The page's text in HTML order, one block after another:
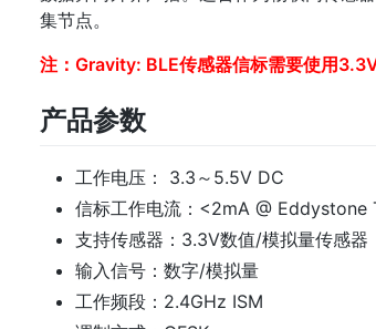
集节点。
注：Gravity: BLE传感器信标需要使用
产品参数
工作电压： 3.3～5.5V DC
信标工作电流：<2mA @ Eddystone
支持传感器：3.3V数值/模拟量传感器
输入信号：数字/模拟量
工作频段：2.4GHz ISM